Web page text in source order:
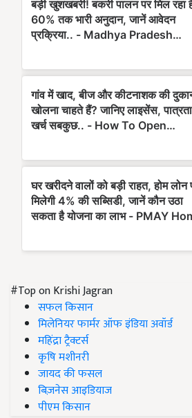
#Top on Krishi Jagran
सफल किसान
मिलेनियर फार्मर ऑफ इंडिया अवॉर्ड
महिंद्रा ट्रैक्टर्स
कृषि मशीनरी
जायद की फसल
बिज़नेस आइडियाज
पीएम किसान